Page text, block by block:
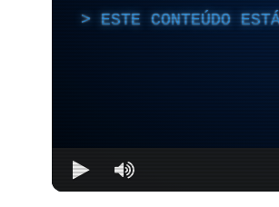
ESTE CONTEÚDO